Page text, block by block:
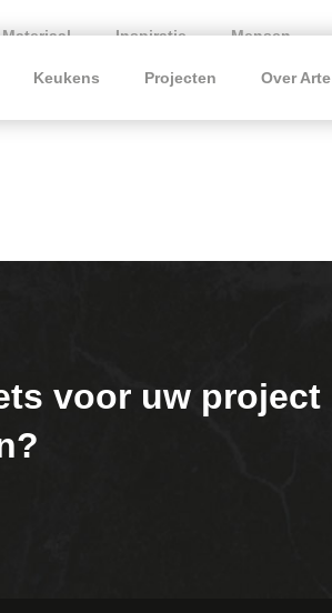
Keukens Projecten Over Arte
Materiaal Inspiratie Mensen
voor uw project